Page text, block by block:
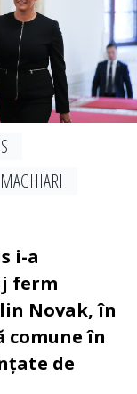
MAGHIARI
i-a
ferm
Novak, în
comune în
de